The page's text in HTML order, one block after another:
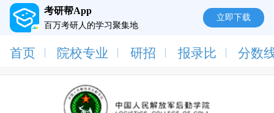
考研帮App
百万考研人的学习聚集地
立即下载
首页 院校专业 研招 报录比 分数